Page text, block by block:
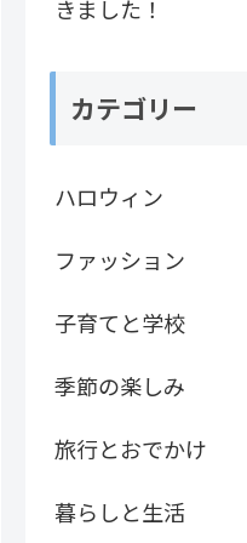
きました！
カテゴリー
ハロウィン
ファッション
子育てと学校
季節の楽しみ
旅行とおでかけ
暮らしと生活